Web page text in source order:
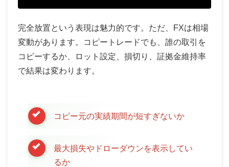
完全放置という表現は魅力的です。ただ、FXは相場
変動があります。コピートレードでも、誰の取引を
コピーするか、ロット設定、損切り、証拠金維持率
で結果は変わります。
コピー元の実績期間が短すぎないか
最大損失やドローダウンを表示してい
るか